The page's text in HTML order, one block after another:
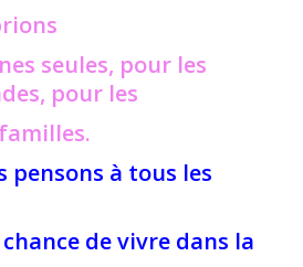
seules, pour les
pour les
pensons à tous les
de vivre dans la